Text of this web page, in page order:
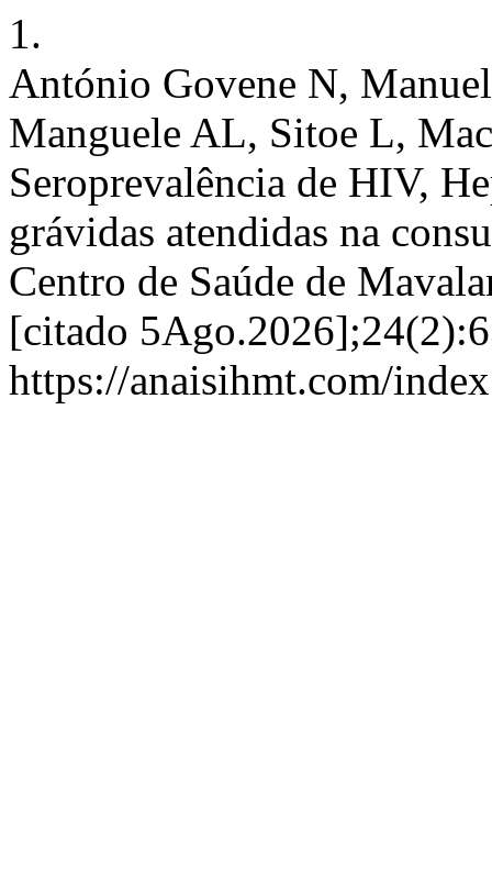
1.
António Govene N,
Manguele AL, Sitoe L,
Seroprevalência de HIV,
grávidas atendidas na
Centro de Saúde de
[citado
https://anaisihmt.com/